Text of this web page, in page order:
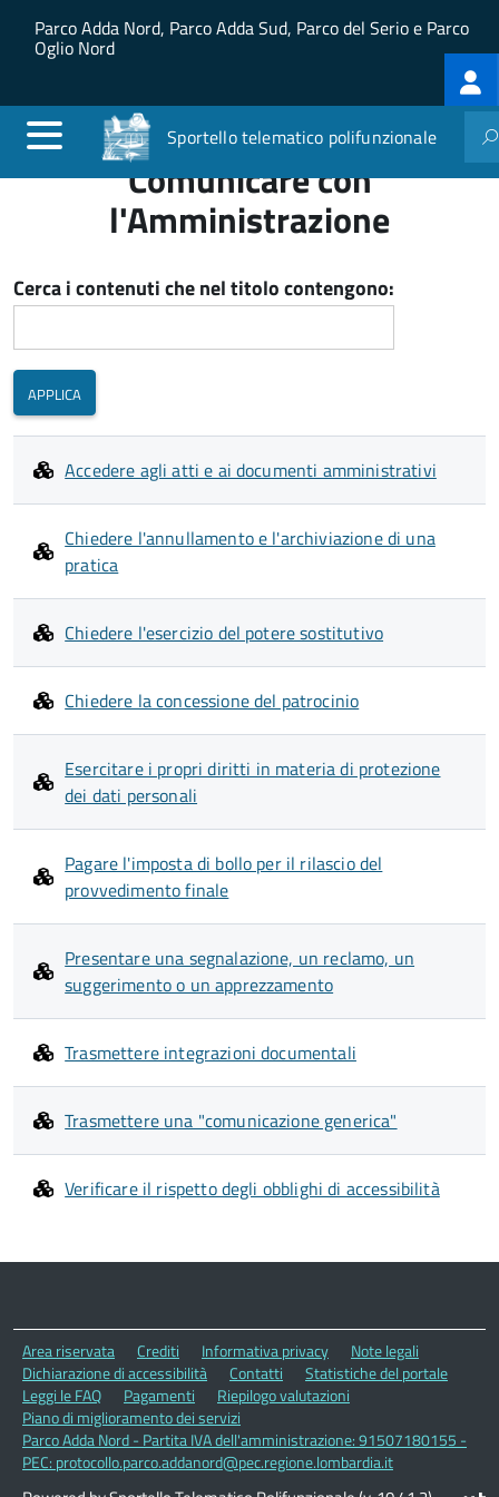
Salta al contenuto principale
Skip to site navigation
Parco Adda Nord, Parco Adda Sud, Parco del Serio e Parco
Oglio Nord
Sportello telematico polifunzionale
Comunicare con
l'Amministrazione
Cerca i contenuti che nel titolo contengono:
Accedere agli atti e ai documenti amministrativi
Chiedere l'annullamento e l'archiviazione di una
pratica
Chiedere l'esercizio del potere sostitutivo
Chiedere la concessione del patrocinio
Esercitare i propri diritti in materia di protezione
dei dati personali
Pagare l'imposta di bollo per il rilascio del
provvedimento finale
Presentare una segnalazione, un reclamo, un
suggerimento o un apprezzamento
Trasmettere integrazioni documentali
Trasmettere una "comunicazione generica"
Verificare il rispetto degli obblighi di accessibilità
Area riservata Crediti Informativa privacy
Note legali
Dichiarazione di accessibilità
Contatti
Statistiche del portale
Leggi le FAQ
Pagamenti
Riepilogo valutazioni
Piano di miglioramento dei servizi
Parco Adda Nord - Partita IVA dell'amministrazione: 91507180155 -
PEC: protocollo.parco.addanord@pec.regione.lombardia.it